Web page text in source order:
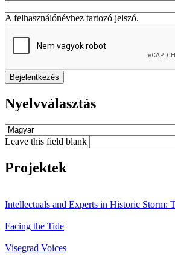
A felhasználónévhez tartozó jelszó.
Nyelvválasztás
Leave this field blank
Projektek
Intellectuals and Experts in Historic Storm:
Facing the Tide
Visegrad Voices